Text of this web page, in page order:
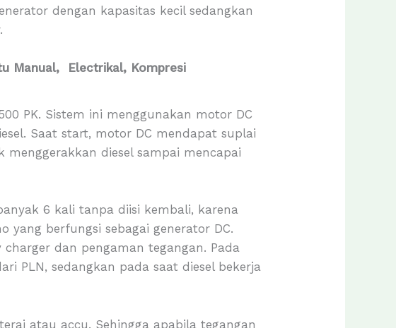
dengan kapasitas kecil sedangkan
Manual, Electrikal, Kompresi
PK. Sistem ini menggunakan motor DC
Saat start, motor DC mendapat suplai
diesel sampai mencapai
6 kali tanpa diisi kembali, karena
berfungsi sebagai generator DC.
dan pengaman tegangan. Pada
PLN, sedangkan pada saat diesel bekerja
atau accu. Sehingga apabila tegangan